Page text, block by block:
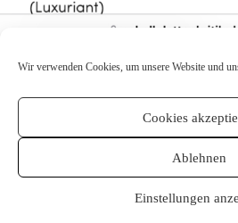
Wir verwenden Cookies, um unsere Website und
Cookies
Ablehnen
Einstellungen
Kontakt Impressum
Cookie-